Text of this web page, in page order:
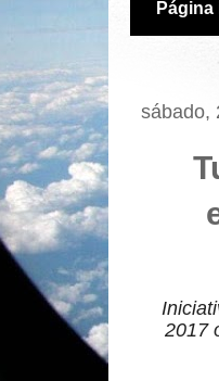
Página
sábado,
2017